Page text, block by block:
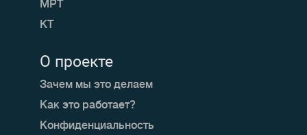
О проекте
Зачем мы это делаем
Как это работает?
Конфиденциальность
МРТ
КТ